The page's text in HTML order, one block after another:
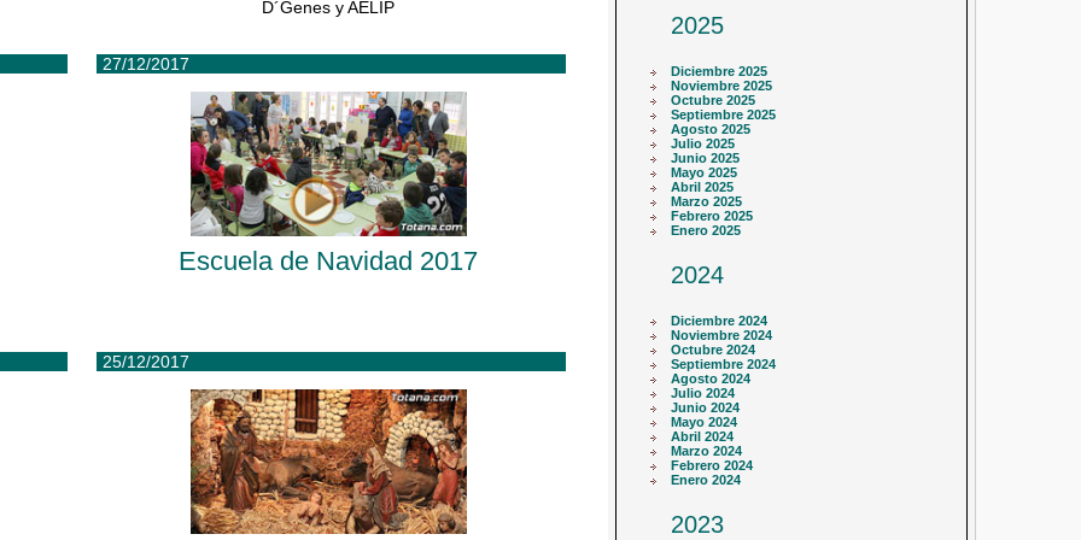
D´Genes y AELIP
27/12/2017
Escuela de Navidad 2017
25/12/2017
2025
Diciembre 2025
Noviembre 2025
Octubre 2025
Septiembre 2025
Agosto 2025
Julio 2025
Junio 2025
Mayo 2025
Abril 2025
Marzo 2025
Febrero 2025
Enero 2025
2024
Diciembre 2024
Noviembre 2024
Octubre 2024
Septiembre 2024
Agosto 2024
Julio 2024
Junio 2024
Mayo 2024
Abril 2024
Marzo 2024
Febrero 2024
Enero 2024
2023